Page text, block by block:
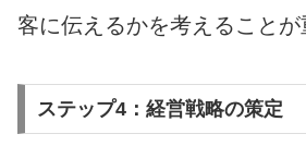
客に伝えるかを考えることが
ステップ4：経営戦略の策定